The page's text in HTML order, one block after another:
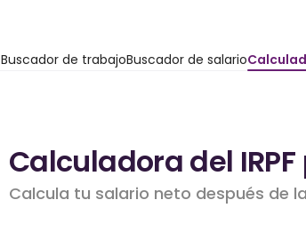
Buscador de trabajoBuscador de salario
Calculadora del
Calcula tu salario neto después de